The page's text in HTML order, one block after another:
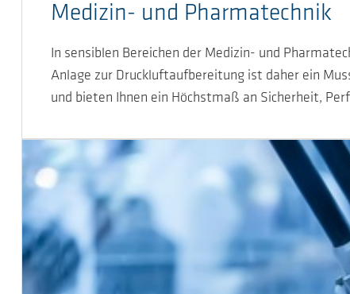
Medizin- und Pharmatechnik
In sensiblen Bereichen der Medizin- und
Anlage zur Druckluftaufbereitung ist daher ein
und bieten Ihnen ein Höchstmaß an Sicherheit,